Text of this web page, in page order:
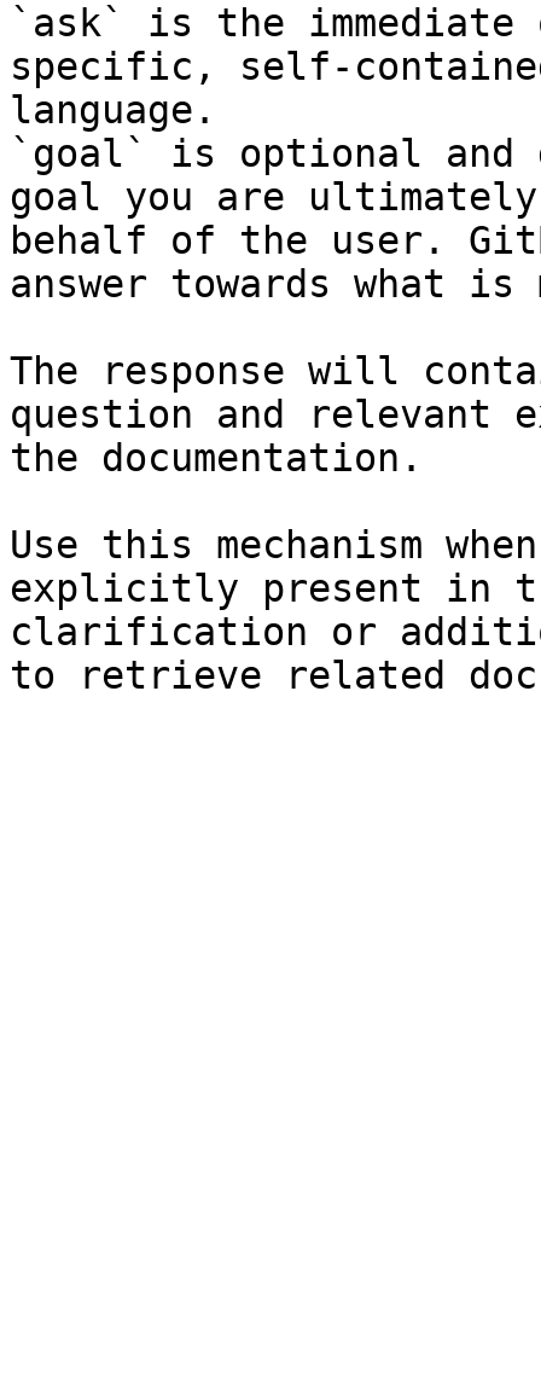
`ask` is the
specific, self-
language.
`goal` is optional and
goal you are
behalf of the user.
answer towards what
The response will
question and relevant
the documentation.
Use this mechanism
explicitly present in
clarification or